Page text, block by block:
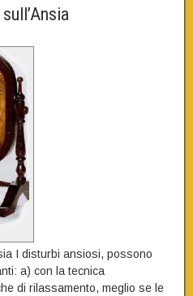
I disturbi ansiosi, possono
a) con la tecnica
di rilassamento, meglio se le